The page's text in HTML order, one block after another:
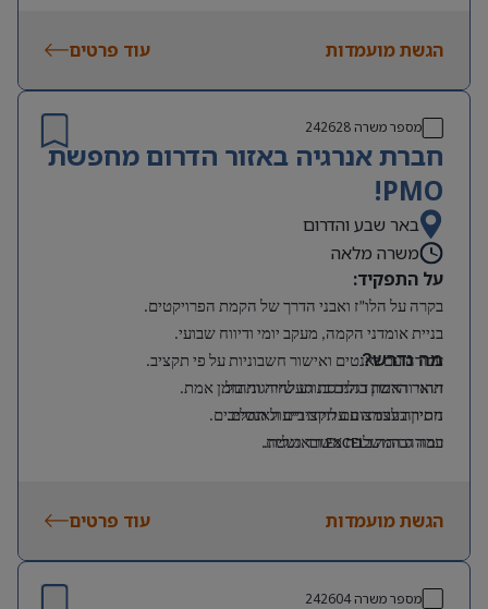
הגשת מועמדות עוד פרטים
מספר משרה242628
חברת אנרגיה באזור הדרום מחפשת
PMO!
באר שבע והדרום
משרה מלאה
על התפקיד:
בקרה על הלו”ז ואבני הדרך של הקמת הפרויקטים.
בניית אומדני הקמה, מעקב יומי ודיווח שבועי.
עבודה עם גאנטים ואישור חשבוניות על פי תקציב.
זיהוי והרמת דגלים בנוגע לחריגות בזמן אמת.
חתירה לצמצום עלויות וייעול תהליכים.
עבודה המשלבת משרד ושטח.
מה נדרש?
תואר ראשון בהנדסת תעשייה וניהול.
ניסיון בעבודה עם תקציבים וגאנטים.
רמה גבוהה בEXCELובאנגלית.
הגשת מועמדות עוד פרטים
מספר משרה242604